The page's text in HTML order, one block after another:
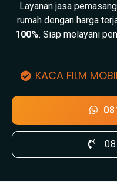
Layanan jasa
rumah dengan harga
100%. Siap melayani
KACA FILM